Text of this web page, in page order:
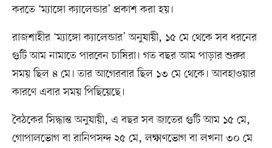
করতে ‘ম্যাঙ্গো ক্যালেন্ডার’ প্রকাশ করা হয়।
রাজশাহীর ‘ম্যাঙ্গো ক্যালেন্ডার’ অনুযায়ী, ১৫ মে থেকে সব ধরনের
গুটি আম নামাতে পারবেন চাষিরা। গত বছর আম পাড়ার শুরুর
সময় ছিল ৪ মে। তার আগেরবার ছিল ১৩ মে থেকে। আবহাওয়ার
কারণে এবার সময় পিছিয়েছে।
বৈঠকের সিদ্ধান্ত অনুযায়ী, এ বছর সব জাতের গুটি আম ১৫ মে,
গোপালভোগ বা রানিপসন্দ ২৫ মে, লক্ষ্মণভোগ বা লখনা ৩০ মে